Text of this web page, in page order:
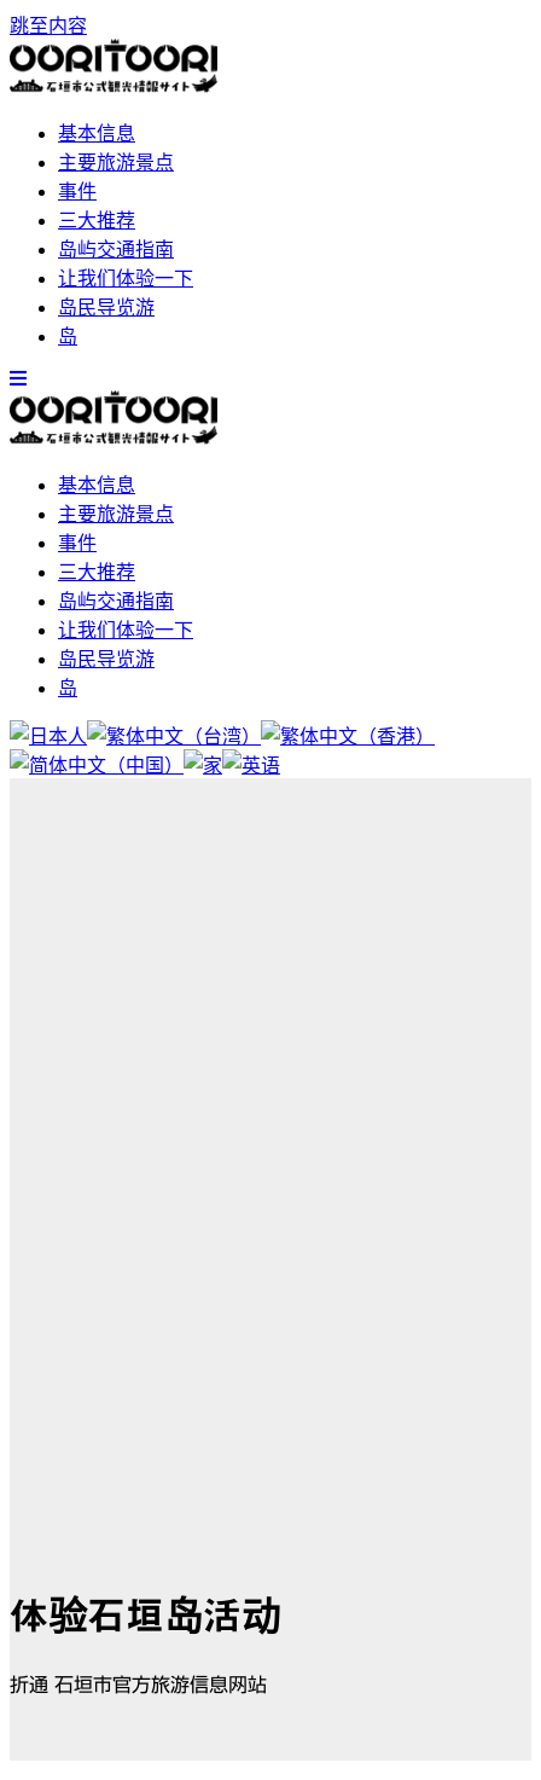
跳至内容
基本信息
主要旅游景点
事件
三大推荐
岛屿交通指南
让我们体验一下
岛民导览游
岛
基本信息
主要旅游景点
事件
三大推荐
岛屿交通指南
让我们体验一下
岛民导览游
岛
体验石垣岛活动
折通 石垣市官方旅游信息网站